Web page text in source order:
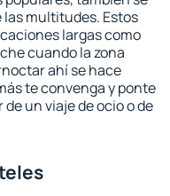
multitudes. Estos
largas como
cuando la zona
ahí se hace
te convenga y ponte
un viaje de ocio o de